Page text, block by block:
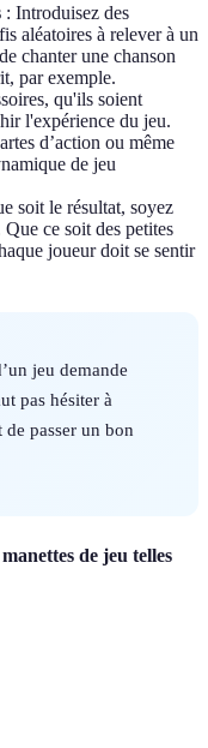
: Introduisez des
aléatoires à relever à un
chanter une chanson
par exemple.
qu'ils soient
l'expérience du jeu.
d’action ou même
de jeu
soit le résultat, soyez
ce soit des petites
joueur doit se sentir
jeu demande
pas hésiter à
passer un bon
de jeu telles